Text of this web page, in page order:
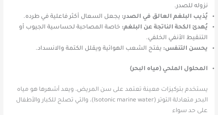
نزوله للصدر.
يُذيب البلغم العالق في الصدر: يجعل السعال أكثر فاعلية في طرده.
يُهدئ الكحة الناتجة عن البلغم: خاصة المصاحبة لحساسية الجيوب أو
التنقيط الأنفي الخلفي.
يحسن التنفس: يفتح الشعب الهوائية ويقلل الكتمة والانسداد.
المحلول الملحي (مياه البحر)
يستخدم بتركيزات معينة تعتمد على سن المريض، ويعد أشهرها هو مياه
البحر متعادلة التوتر (Isotonic marine water)، والتي تصلح للكبار والأطفال
على حد سواء